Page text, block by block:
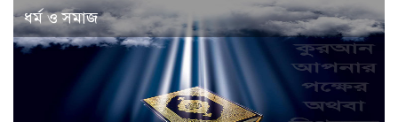
ধর্ম ও সমাজ